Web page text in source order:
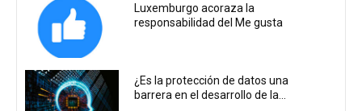
Luxemburgo acoraza la
responsabilidad del Me gusta
¿Es la protección de datos una
barrera en el desarrollo de la...